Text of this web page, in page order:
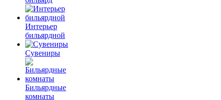
Интерьер
бильярдной
Сувениры
Бильярдные
комнаты